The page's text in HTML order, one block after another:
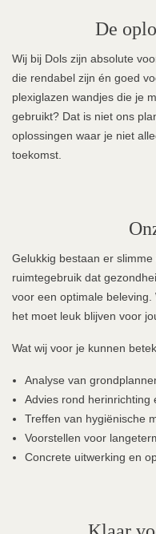
De
Wij bij Dols zijn absolute
die rendabel zijn én goed
plexiglazen wandjes die je
gebruikt? Dat is niet ons
oplossingen waar je niet
toekomst.
Gelukkig bestaan er
ruimtegebruik dat
voor een optimale
het moet leuk blijven voor
Wat wij voor je kunnen
Analyse van
Advies rond herinrichting
Treffen van hygiënische
Voorstellen voor
Concrete uitwerking en